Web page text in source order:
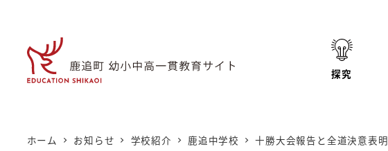
探究
ホーム お知らせ 学校紹介 鹿追中学校 十勝大会報告と全道決意表明